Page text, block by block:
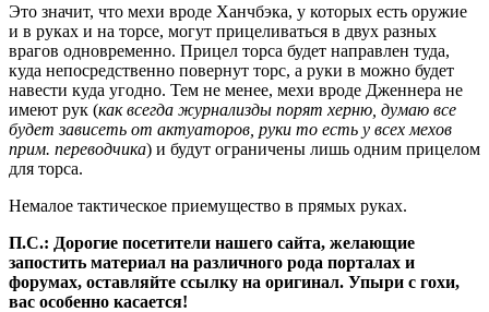
Это значит, что мехи вроде Ханчбэка, у которых есть оружие
и в руках и на торсе, могут прицеливаться в двух разных
врагов одновременно. Прицел торса будет направлен туда,
куда непосредственно повернут торс, а руки в можно будет
навести куда угодно. Тем не менее, мехи вроде Дженнера не
имеют рук (как всегда журнализды порят херню, думаю все
будет зависеть от актуаторов, руки то есть у всех мехов
прим. переводчика) и будут ограничены лишь одним прицелом
для торса.
Немалое тактическое приемущество в прямых руках.
П.С.: Дорогие посетители нашего сайта, желающие
запостить материал на различного рода порталах и
форумах, оставляйте ссылку на оригинал. Упыри с гохи,
вас особенно касается!